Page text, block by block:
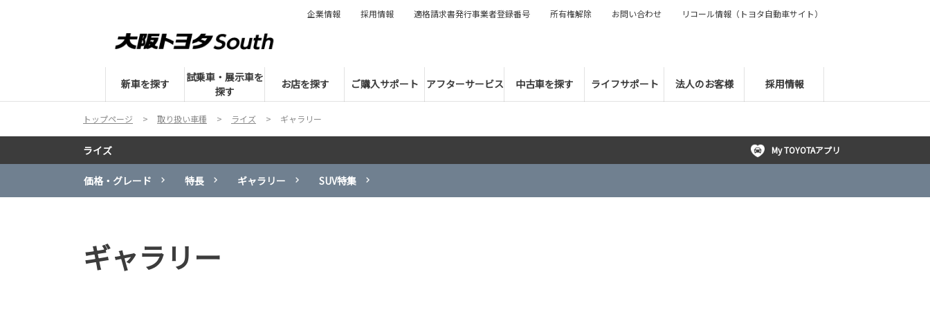
新車を探す
試乗車・展示車を
探す
お店を探す ご購入サポート アフターサービス 中古車を探す ライフサポート 法人のお客様 採用情報
企業情報 採用情報 適格請求書発行事業者登録番号 所有権解除 お問い合わせ リコール情報（トヨタ自動車サイト）
トップページ 取り扱い車種 ライズ ギャラリー
ライズ My TOYOTAアプリ
価格・グレード 特長 ギャラリー SUV特集
ギャラリー